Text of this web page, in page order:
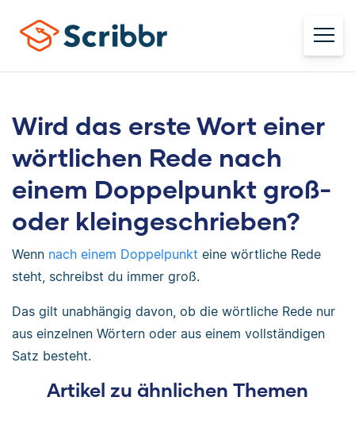
Wird das erste Wort einer
wörtlichen Rede nach
einem Doppelpunkt groß-
oder kleingeschrieben?
Wenn nach einem Doppelpunkt eine wörtliche Rede
steht, schreibst du immer groß.
Das gilt unabhängig davon, ob die wörtliche Rede nur
aus einzelnen Wörtern oder aus einem vollständigen
Satz besteht.
Artikel zu ähnlichen Themen